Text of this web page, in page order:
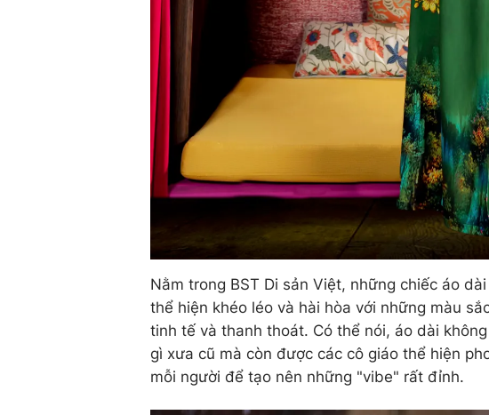
Nằm trong BST Di sản Việt, những chiếc áo
thể hiện khéo léo và hài hòa với những màu
tinh tế và thanh thoát. Có thể nói, áo dài
gì xưa cũ mà còn được các cô giáo thể hiện
mỗi người để tạo nên những "vibe" rất đỉnh.